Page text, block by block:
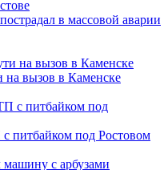
в массовой аварии
вызов в Каменске
питбайком под Ростовом